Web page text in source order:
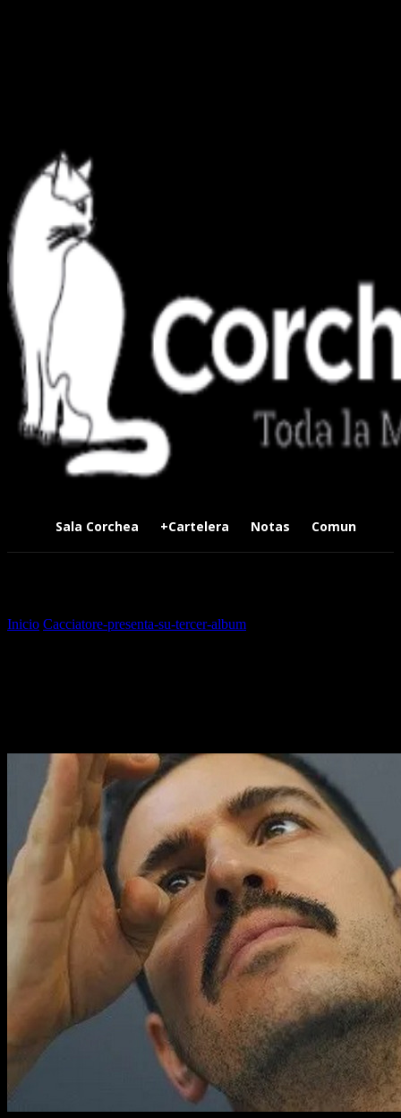
Sala Corchea +Cartelera Notas Comunidad
Inicio Cacciatore-presenta-su-tercer-album